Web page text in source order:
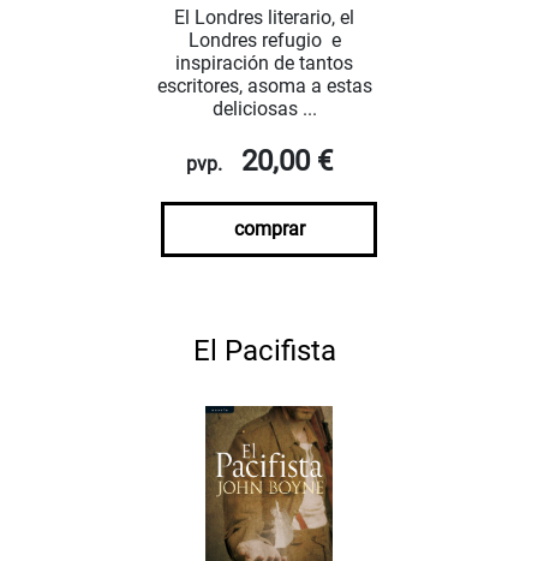
El Londres literario, el
Londres refugio e
inspiración de tantos
escritores, asoma a estas
deliciosas ...
pvp. 20,00 €
comprar
El Pacifista